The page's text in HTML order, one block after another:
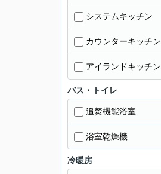
システムキッチン
カウンターキッチン
アイランドキッチン
バス・トイレ
追焚機能浴室
浴室乾燥機
冷暖房